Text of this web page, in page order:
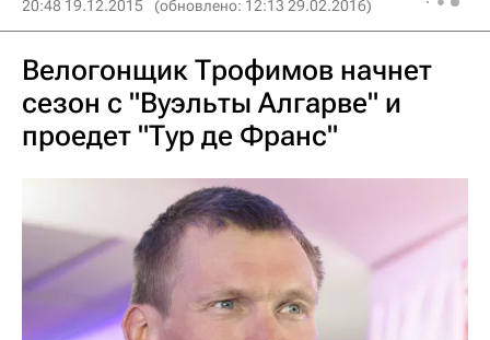
20:48 19.12.2015 (обновлено: 12:13 29.02.2016)
Велогонщик Трофимов начнет
сезон с "Вуэльты Алгарве" и
проедет "Тур де Франс"